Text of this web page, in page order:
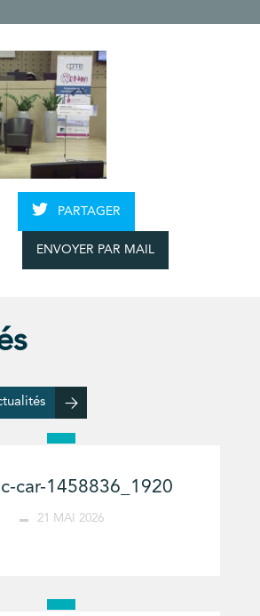
PARTAGER
ENVOYER PAR MAIL
car-1458836_1920
21 MAI 2026